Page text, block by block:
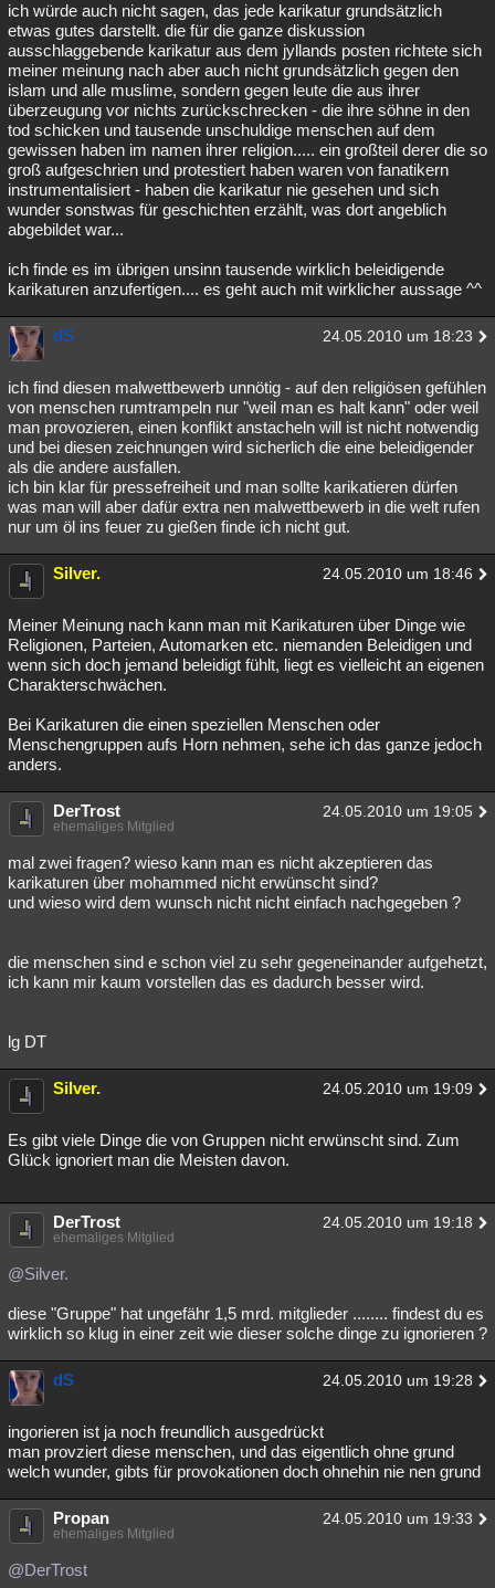
ich würde auch nicht sagen, das jede karikatur grundsätzlich
etwas gutes darstellt. die für die ganze diskussion
ausschlaggebende karikatur aus dem jyllands posten richtete sich
meiner meinung nach aber auch nicht grundsätzlich gegen den
islam und alle muslime, sondern gegen leute die aus ihrer
überzeugung vor nichts zurückschrecken - die ihre söhne in den
tod schicken und tausende unschuldige menschen auf dem
gewissen haben im namen ihrer religion..... ein großteil derer die so
groß aufgeschrien und protestiert haben waren von fanatikern
instrumentalisiert - haben die karikatur nie gesehen und sich
wunder sonstwas für geschichten erzählt, was dort angeblich
abgebildet war...
ich finde es im übrigen unsinn tausende wirklich beleidigende
karikaturen anzufertigen.... es geht auch mit wirklicher aussage ^^
dS 24.05.2010 um 18:23
ich find diesen malwettbewerb unnötig - auf den religiösen gefühlen
von menschen rumtrampeln nur "weil man es halt kann" oder weil
man provozieren, einen konflikt anstacheln will ist nicht notwendig
und bei diesen zeichnungen wird sicherlich die eine beleidigender
als die andere ausfallen.
ich bin klar für pressefreiheit und man sollte karikatieren dürfen
was man will aber dafür extra nen malwettbewerb in die welt rufen
nur um öl ins feuer zu gießen finde ich nicht gut.
Silver. 24.05.2010 um 18:46
Meiner Meinung nach kann man mit Karikaturen über Dinge wie
Religionen, Parteien, Automarken etc. niemanden Beleidigen und
wenn sich doch jemand beleidigt fühlt, liegt es vielleicht an eigenen
Charakterschwächen.
Bei Karikaturen die einen speziellen Menschen oder
Menschengruppen aufs Horn nehmen, sehe ich das ganze jedoch
anders.
DerTrost 24.05.2010 um 19:05
ehemaliges Mitglied
mal zwei fragen? wieso kann man es nicht akzeptieren das
karikaturen über mohammed nicht erwünscht sind?
und wieso wird dem wunsch nicht nicht einfach nachgegeben ?
die menschen sind e schon viel zu sehr gegeneinander aufgehetzt,
ich kann mir kaum vorstellen das es dadurch besser wird.
lg DT
Silver. 24.05.2010 um 19:09
Es gibt viele Dinge die von Gruppen nicht erwünscht sind. Zum
Glück ignoriert man die Meisten davon.
DerTrost 24.05.2010 um 19:18
ehemaliges Mitglied
@Silver.
diese "Gruppe" hat ungefähr 1,5 mrd. mitglieder ........ findest du es
wirklich so klug in einer zeit wie dieser solche dinge zu ignorieren ?
dS 24.05.2010 um 19:28
ingorieren ist ja noch freundlich ausgedrückt
man provziert diese menschen, und das eigentlich ohne grund
welch wunder, gibts für provokationen doch ohnehin nie nen grund
Propan 24.05.2010 um 19:33
ehemaliges Mitglied
@DerTrost